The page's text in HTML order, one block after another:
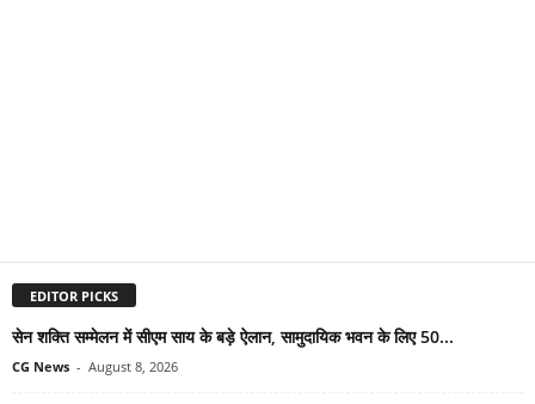
EDITOR PICKS
सेन शक्ति सम्मेलन में सीएम साय के बड़े ऐलान, सामुदायिक भवन के लिए 50...
CG News - August 8, 2026